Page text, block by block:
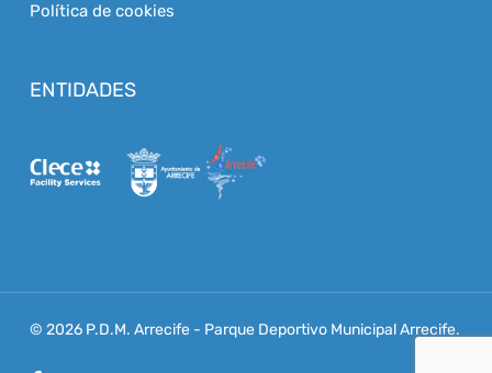
Política de cookies
ENTIDADES
© 2026 P.D.M. Arrecife - Parque Deportivo Municipal Arrecife.